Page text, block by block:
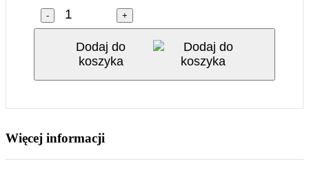
- +
Dodaj do
koszyka
Więcej informacji